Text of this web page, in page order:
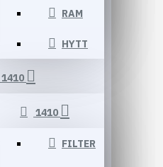
RAM
HYTT
1410
1410
FILTER